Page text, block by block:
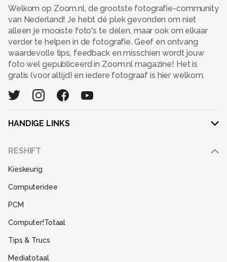
Welkom op Zoom.nl, de grootste fotografie-community
van Nederland! Je hebt dé plek gevonden om niet
alleen je mooiste foto's te delen, maar ook om elkaar
verder te helpen in de fotografie. Geef en ontvang
waardevolle tips, feedback en misschien wordt jouw
foto wel gepubliceerd in Zoom.nl magazine! Het is
gratis (voor altijd) en iedere fotograaf is hier welkom.
HANDIGE LINKS
RESHIFT
Kieskeurig
Computeridee
PCM
Computer!Totaal
Tips & Trucs
Mediatotaal